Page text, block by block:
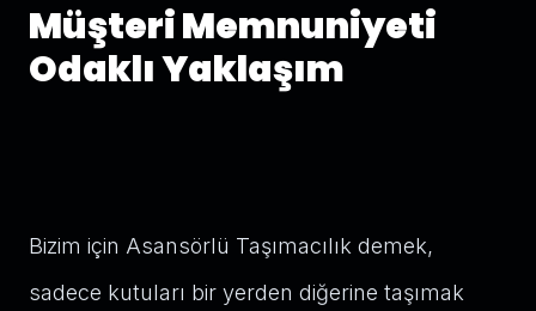
Müşteri Memnuniyeti
Odaklı Yaklaşım
Bizim için Asansörlü Taşımacılık demek,
sadece kutuları bir yerden diğerine taşımak